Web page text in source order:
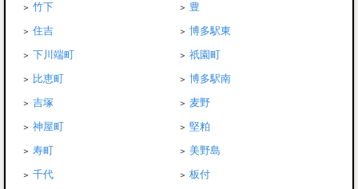
竹下
豊
住吉
博多駅東
下川端町
祇園町
比恵町
博多駅南
吉塚
麦野
神屋町
堅粕
寿町
美野島
千代
板付